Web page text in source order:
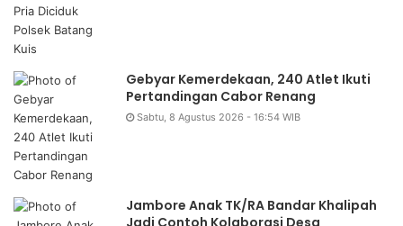
Gebyar Kemerdekaan, 240 Atlet Ikuti
Pertandingan Cabor Renang
Sabtu, 8 Agustus 2026 - 16:54 WIB
Jambore Anak TK/RA Bandar Khalipah
Jadi Contoh Kolaborasi Desa